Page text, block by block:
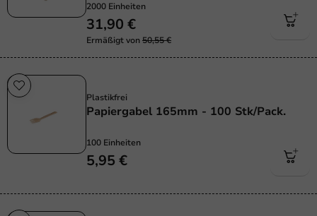
2000 Einheiten
31,90 €
Ermäßigt von50,55 €
Plastikfrei
Papiergabel 165mm - 100 Stk/Pack.
100 Einheiten
5,95 €